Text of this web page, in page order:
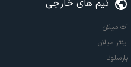
تیم های خارجی
آث میلان
اینتر میلان
بارسلونا